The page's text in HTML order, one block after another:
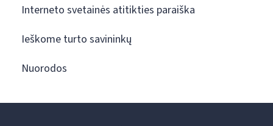
Interneto svetainės atitikties paraiška
Ieškome turto savininkų
Nuorodos